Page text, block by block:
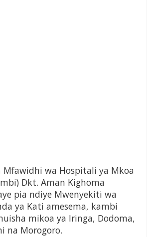
Mfawidhi wa Hospitali ya Mkoa
Dkt. Aman Kighoma
pia ndiye Mwenyekiti wa
ya Kati amesema, kambi
mikoa ya Iringa, Dodoma,
na Morogoro.